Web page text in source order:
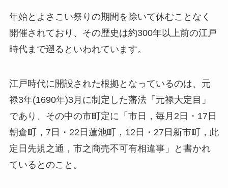
年始とよさこい祭りの期間を除いて休むことなく
開催されており、その歴史は約300年以上前の江戸
時代まで遡るといわれています。
江戸時代に開設された根拠となっているのは、元
禄3年(1690年)3月に制定した藩法「元禄大定目」
であり、その中の市町定に「市日，毎月2日・17日
朝倉町，7日・22日蓮池町，12日・27日新市町，此
定日先規之通，市之商売不可有相違事」と書かれ
ているとのこと。